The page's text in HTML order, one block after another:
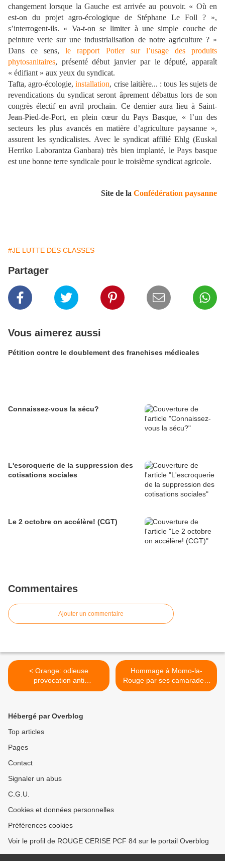
changement lorsque la Gauche est arrivée au pouvoir. « Où en
est-on du projet agro-écologique de Stéphane Le Foll ? »,
s’interrogent-ils. « Va-t-on se limiter à une simple couche de
peinture verte sur une industrialisation de notre agriculture ? »
Dans ce sens, le rapport Potier sur l’usage des produits
phytosanitaires, présenté début janvier par le député, apparaît
« édifiant » aux yeux du syndicat.
Tafta, agro-écologie,installation, crise laitière... : tous les sujets de
revendications du syndicat seront âprement débattus lors de son
congrès électif en avril prochain. Ce dernier aura lieu à Saint-
Jean-Pied-de-Port, en plein cœur du Pays Basque, « l’un des
secteurs les plus avancés en matière d’agriculture paysanne »,
assurent les syndicalistes. Avec le syndicat affilié Ehlg (Euskal
Herriko Laborantza Ganbara) très bien implanté, le Pays basque
est une bonne terre syndicale pour le troisième syndicat agricole.
Site de la Confédération paysanne
#JE LUTTE DES CLASSES
Partager
Vous aimerez aussi
Pétition contre le doublement des franchises médicales
Connaissez-vous la sécu?
L'escroquerie de la suppression des
cotisations sociales
Le 2 octobre on accélère! (CGT)
Commentaires
Ajouter un commentaire
< Orange: odieuse
provocation anti
musulmane.
Hommage à Momo-la-
Rouge par ses camarades.
Roger Martin >
Hébergé par Overblog
Top articles
Pages
Contact
Signaler un abus
C.G.U.
Cookies et données personnelles
Préférences cookies
Voir le profil de ROUGE CERISE PCF 84 sur le portail Overblog